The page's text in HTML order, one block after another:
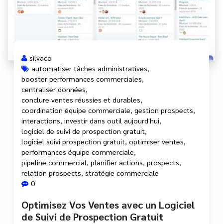
silvaco
automatiser tâches administratives,
booster performances commerciales,
centraliser données,
conclure ventes réussies et durables,
coordination équipe commerciale, gestion prospects,
interactions, investir dans outil aujourd'hui,
logiciel de suivi de prospection gratuit,
logiciel suivi prospection gratuit, optimiser ventes,
performances équipe commerciale,
pipeline commercial, planifier actions, prospects,
relation prospects, stratégie commerciale
0
Optimisez Vos Ventes avec un Logiciel
de Suivi de Prospection Gratuit